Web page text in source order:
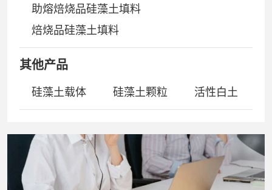
助熔焙烧品硅藻土填料
焙烧品硅藻土填料
其他产品
硅藻土载体 硅藻土颗粒 活性白土